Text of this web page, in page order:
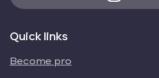
Quick links
Become pro